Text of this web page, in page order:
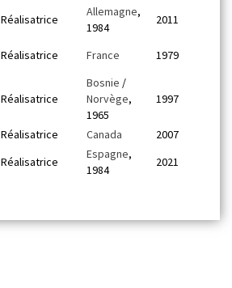
Réalisatrice
Allemagne,
1984
2011
Réalisatrice France
1979
Réalisatrice
Bosnie /
Norvège,
1965
1997
Réalisatrice Canada
2007
Réalisatrice
Espagne,
1984
2021